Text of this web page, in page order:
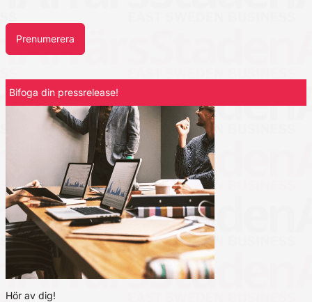
Prenumerera
Bifoga din pressrelease!
Hör av dig!